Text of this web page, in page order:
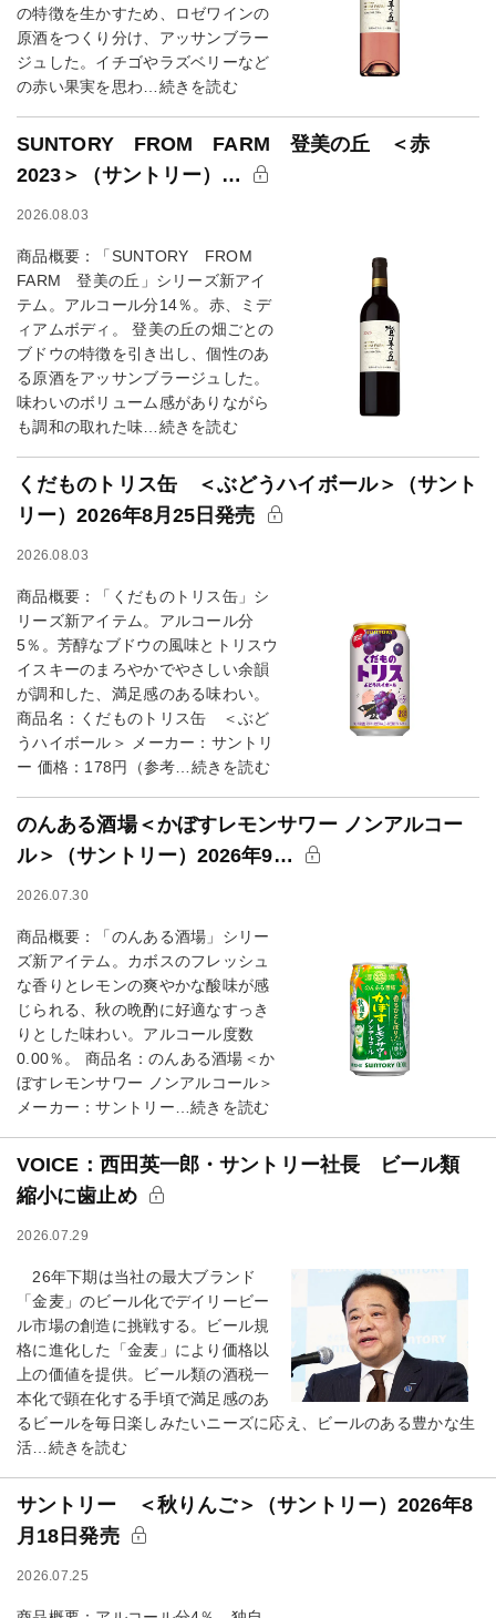
の特徴を生かすため、ロゼワインの
原酒をつくり分け、アッサンブラー
ジュした。イチゴやラズベリーなど
の赤い果実を思わ…続きを読む
SUNTORY FROM FARM 登美の丘 ＜赤
2023＞（サントリー）…
2026.08.03
商品概要：「SUNTORY FROM
FARM 登美の丘」シリーズ新アイ
テム。アルコール分14％。赤、ミデ
ィアムボディ。 登美の丘の畑ごとの
ブドウの特徴を引き出し、個性のあ
る原酒をアッサンブラージュした。
味わいのボリューム感がありながら
も調和の取れた味…続きを読む
くだものトリス缶 ＜ぶどうハイボール＞（サント
リー）2026年8月25日発売
2026.08.03
商品概要：「くだものトリス缶」シ
リーズ新アイテム。アルコール分
5％。芳醇なブドウの風味とトリスウ
イスキーのまろやかでやさしい余韻
が調和した、満足感のある味わい。
商品名：くだものトリス缶 ＜ぶど
うハイボール＞ メーカー：サントリ
ー 価格：178円（参考…続きを読む
のんある酒場＜かぼすレモンサワー ノンアルコー
ル＞（サントリー）2026年9…
2026.07.30
商品概要：「のんある酒場」シリー
ズ新アイテム。カボスのフレッシュ
な香りとレモンの爽やかな酸味が感
じられる、秋の晩酌に好適なすっき
りとした味わい。アルコール度数
0.00％。 商品名：のんある酒場＜か
ぼすレモンサワー ノンアルコール＞
メーカー：サントリー…続きを読む
VOICE：西田英一郎・サントリー社長 ビール類
縮小に歯止め
2026.07.29
26年下期は当社の最大ブランド
「金麦」のビール化でデイリービー
ル市場の創造に挑戦する。ビール規
格に進化した「金麦」により価格以
上の価値を提供。ビール類の酒税一
本化で顕在化する手頃で満足感のあ
るビールを毎日楽しみたいニーズに応え、ビールのある豊かな生
活…続きを読む
サントリー ＜秋りんご＞（サントリー）2026年8
月18日発売
2026.07.25